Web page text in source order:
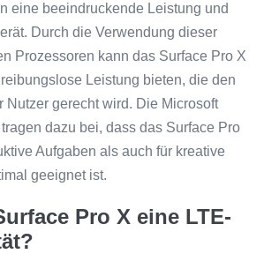
eine beeindruckende Leistung und
Durch die Verwendung dieser
Prozessoren kann das Surface Pro X
Leistung bieten, die den
Nutzer gerecht wird. Die Microsoft
dazu bei, dass das Surface Pro
Aufgaben als auch für kreative
geeignet ist.
Pro X eine LTE-